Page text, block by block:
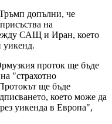
допълни, че
на
САЩ и Иран, което
уикенд.
проток ще бъде
"страхотно
ще бъде
което може да
уикенда в Европа",